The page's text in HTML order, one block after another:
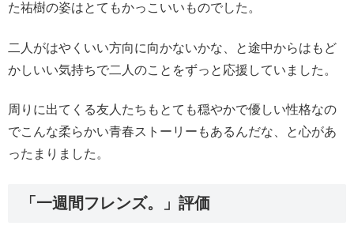
た祐樹の姿はとてもかっこいいものでした。
二人がはやくいい方向に向かないかな、と途中からはもど
かしいい気持ちで二人のことをずっと応援していました。
周りに出てくる友人たちもとても穏やかで優しい性格なの
でこんな柔らかい青春ストーリーもあるんだな、と心があ
ったまりました。
「一週間フレンズ。」評価